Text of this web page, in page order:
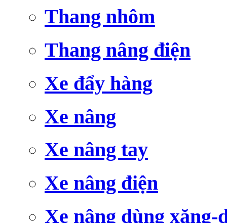
Thang nhôm
Thang nâng điện
Xe đẩy hàng
Xe nâng
Xe nâng tay
Xe nâng điện
Xe nâng dùng xăng-